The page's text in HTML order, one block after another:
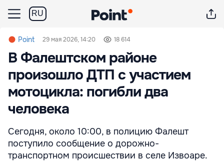
RU
Point 29 мая 2026, 14:20 18 614
В Фалештском районе
произошло ДТП с участием
мотоцикла: погибли два
человека
Сегодня, около 10:00, в полицию Фалешт
поступило сообщение о дорожно-
транспортном происшествии в селе Извоаре.